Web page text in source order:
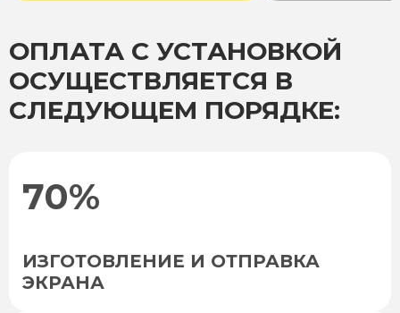
ОПЛАТА С УСТАНОВКОЙ
ОСУЩЕСТВЛЯЕТСЯ В
СЛЕДУЮЩЕМ ПОРЯДКЕ:
70%
ИЗГОТОВЛЕНИЕ И ОТПРАВКА
ЭКРАНА